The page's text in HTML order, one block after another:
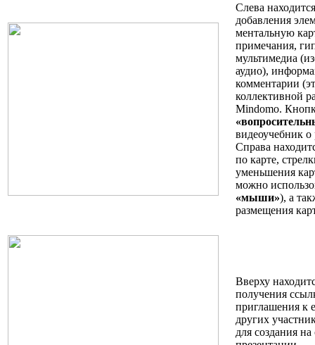
Слева
добавления
ментальную
примечания,
мультимедиа
аудио),
комментарии
коллективной
Mindomo.
видеоучебник о
Справа
по карте,
уменьшения
можно
«мыши»), а
размещения
Вверху
получения
приглашения к
других
для создания